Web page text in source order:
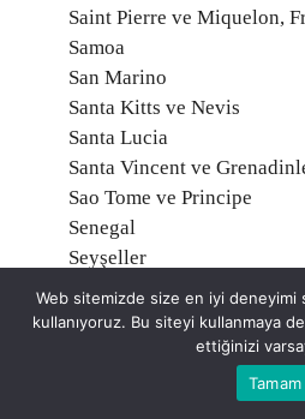
Saint Pierre ve Miquelon,
Samoa
San Marino
Santa Kitts ve Nevis
Santa Lucia
Santa Vincent ve
Sao Tome ve Principe
Senegal
Seyşeller
Sırbistan
Sierra Leone
Web sitemizde size en iyi deneyimi
kullanıyoruz. Bu siteyi kullanmaya
ettiğinizi
Tamam